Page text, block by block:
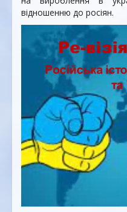
відношенню до росіян.